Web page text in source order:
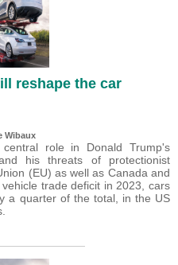
reshape the car
Wibaux
role in Donald Trump's
his threats of protectionist
(EU) as well as Canada and
trade deficit in 2023, cars
a quarter of the total, in the US